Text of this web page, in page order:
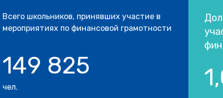
Всего школьников, принявших участие в
мероприятиях по финансовой грамотности
149 825
чел.